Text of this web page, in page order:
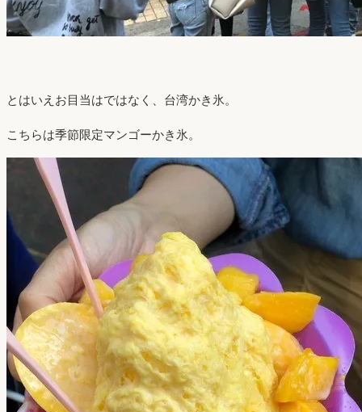
とはいえお目当はではなく、台湾かき氷。
こちらは季節限定マンゴーかき氷。